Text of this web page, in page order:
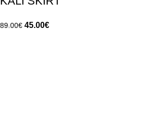
89.00€ 45.00€